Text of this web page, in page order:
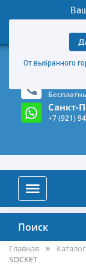
От выбранного
+7
Магазин и
Санкт-
+7 (921)
Поиск
Главная
SOCKET